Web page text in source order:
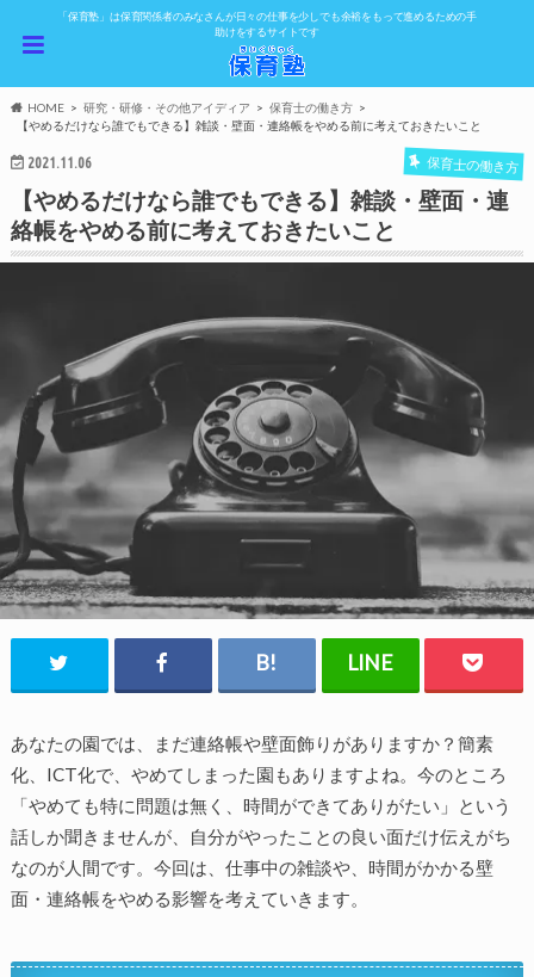
「保育塾」は保育関係者のみなさんが日々の仕事を少しでも余裕をもって進めるための手
助けをするサイトです
HOME 研究・研修・その他アイディア
保育士の働き方
【やめるだけなら誰でもできる】雑談・壁面・連絡帳をやめる前に考えておきたいこと
2021.11.06 保育士の働き方
【やめるだけなら誰でもできる】雑談・壁面・連
絡帳をやめる前に考えておきたいこと
あなたの園では、まだ連絡帳や壁面飾りがありますか？簡素
化、ICT化で、やめてしまった園もありますよね。今のところ
「やめても特に問題は無く、時間ができてありがたい」という
話しか聞きませんが、自分がやったことの良い面だけ伝えがち
なのが人間です。今回は、仕事中の雑談や、時間がかかる壁
面・連絡帳をやめる影響を考えていきます。